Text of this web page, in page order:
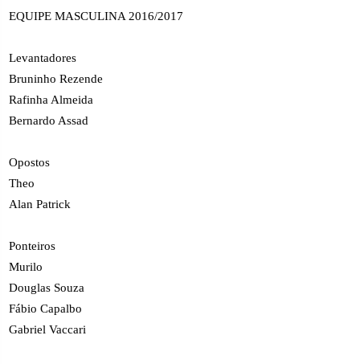
EQUIPE MASCULINA 2016/2017
Levantadores
Bruninho Rezende
Rafinha Almeida
Bernardo Assad
Opostos
Theo
Alan Patrick
Ponteiros
Murilo
Douglas Souza
Fábio Capalbo
Gabriel Vaccari